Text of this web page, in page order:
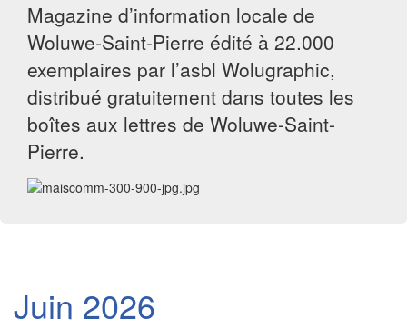
Magazine d’information locale de
Woluwe-Saint-Pierre édité à 22.000
exemplaires par l’asbl Wolugraphic,
distribué gratuitement dans toutes les
boîtes aux lettres de Woluwe-Saint-
Pierre.
Juin 2026